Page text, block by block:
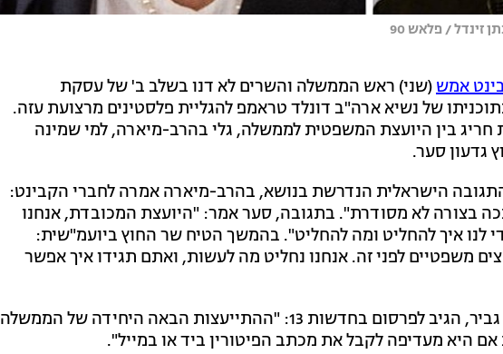
זינדל / פלאש 90
אמש(שני) ראש הממשלה והשרים לא דנו בשלב ב' של עסקת
של נשיא ארה"ב דונלד טראמפ להגליית פלסטינים מרצועת עזה.
חריג בין היועצת המשפטית לממשלה, גלי בהרב-מיארה, למי שמינה
גדעון סער.
הישראלית הנדרשת בנושא, בהרב-מיארה אמרה לחברי הקבינט:
ככה בצורה לא מסודרת". בתגובה, סער אמר: "היועצת המכובדת, אנחנו
לנו איך להחליט ומה להחליט". בהמשך הטיח שר החוץ ביועמ"שית:
משפטיים לפני זה. אנחנו נחליט מה לעשות, ואתם תגידו איך אפשר
יו"ר עוצמה יהודית, ח"כ איתמר בן גביר, הגיב לפרסום בחדשות 13: "ההתייעצות הבאה היחידה של הממשלה
היא מעדיפה לקבל את מכתב הפיטורין ביד או במייל".